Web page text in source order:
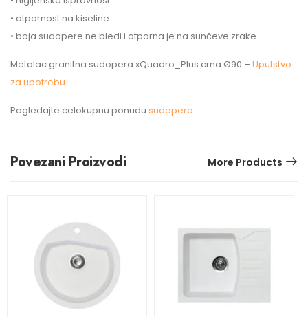
• otpornost na kiseline
• boja sudopere ne bledi i otporna je na sunčeve zrake.
Metalac granitna sudopera xQuadro_Plus crna Ø90 – Uputstvo
za upotrebu
Pogledajte celokupnu ponudu sudopera.
Povezani Proizvodi More Products